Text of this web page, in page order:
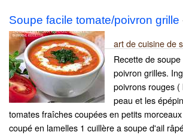
Soupe facile tomate/poivron grille
art de cuisine de
Recette de
poivron grilles.
poivrons rouges (
peau et les
tomates fraîches coupées en petits
coupé en lamelles 1 cuillère a soupe d'ail